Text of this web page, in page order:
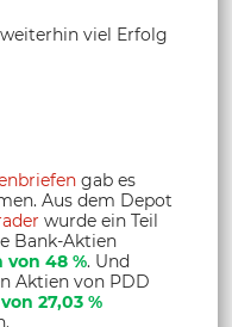
viel Erfolg
gab es
Aus dem Depot
wurde ein Teil
Bank-Aktien
von 48 %. Und
Aktien von PDD
27,03 %